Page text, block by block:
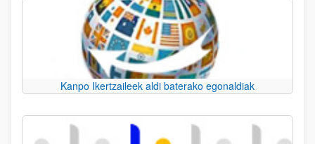
Kanpo Ikertzaileek aldi baterako egonaldiak